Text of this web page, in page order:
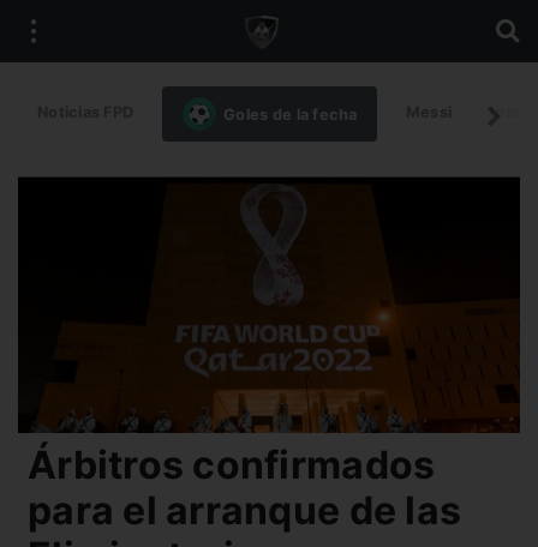
Goles de la fecha
Árbitros confirmados
para el arranque de las